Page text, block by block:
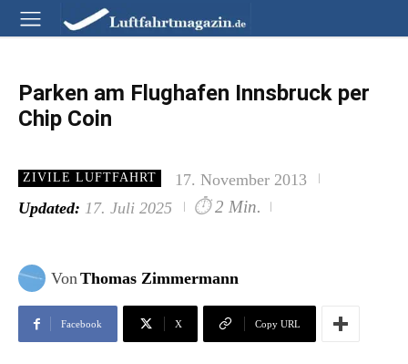
Parken am Flughafen Innsbruck per
Chip Coin
ZIVILE LUFTFAHRT
17. November 2013
Updated: 17. Juli 2025 ⏱ 2 Min.
VonThomas Zimmermann
Facebook X Copy URL